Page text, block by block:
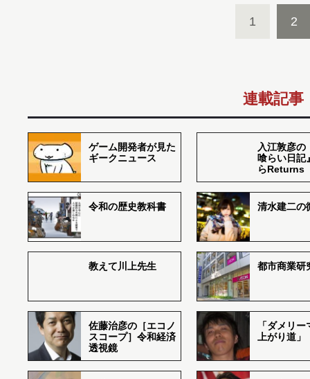
1 2
連載記事
ゲーム開発者が見た
ギークニュース
入江敦彦の
喰らい日記
らReturns
令和の歴史教科書 清水建二の
教えて川上先生 都市商業研
佐藤治彦の［エコノ
スコープ］令和経済
透視鏡
「ダメリ
上がり道」